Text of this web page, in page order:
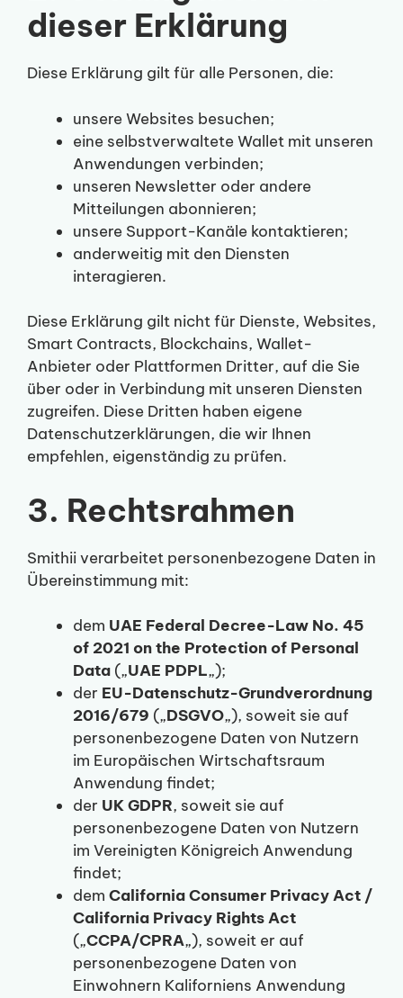
dieser Erklärung
Diese Erklärung gilt für alle Personen, die:
unsere Websites besuchen;
eine selbstverwaltete Wallet mit unseren
Anwendungen verbinden;
unseren Newsletter oder andere
Mitteilungen abonnieren;
unsere Support-Kanäle kontaktieren;
anderweitig mit den Diensten
interagieren.
Diese Erklärung gilt nicht für Dienste, Websites,
Smart Contracts, Blockchains, Wallet-
Anbieter oder Plattformen Dritter, auf die Sie
über oder in Verbindung mit unseren Diensten
zugreifen. Diese Dritten haben eigene
Datenschutzerklärungen, die wir Ihnen
empfehlen, eigenständig zu prüfen.
3. Rechtsrahmen
Smithii verarbeitet personenbezogene Daten in
Übereinstimmung mit:
dem UAE Federal Decree-Law No. 45
of 2021 on the Protection of Personal
Data („UAE PDPL„);
der EU-Datenschutz-Grundverordnung
2016/679 („DSGVO„), soweit sie auf
personenbezogene Daten von Nutzern
im Europäischen Wirtschaftsraum
Anwendung findet;
der UK GDPR, soweit sie auf
personenbezogene Daten von Nutzern
im Vereinigten Königreich Anwendung
findet;
dem California Consumer Privacy Act /
California Privacy Rights Act
(„CCPA/CPRA„), soweit er auf
personenbezogene Daten von
Einwohnern Kaliforniens Anwendung